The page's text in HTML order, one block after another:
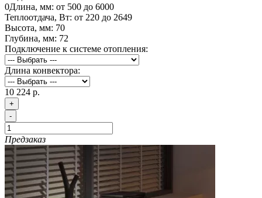
0Длина, мм: от 500 до 6000
Теплоотдача, Вт: от 220 до 2649
Высота, мм: 70
Глубина, мм: 72
Подключение к системе отопления:
Длина конвектора:
10 224 р.
+
-
Предзаказ